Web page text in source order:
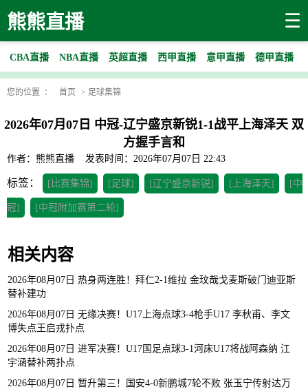
熊熊直播 ☰
CBA直播 NBA直播 英超直播 西甲直播 意甲直播 德甲直播
您的位置 ： 首页 > 足球集锦
2026年07月07日 中冠-辽宁盛京新锐1-1战平上海泽天 双
方握手言和
作者：熊熊直播 发表时间：2026年07月07日 22:43
标签： [比赛集锦] [足球] [辽宁盛京新锐] [上海泽天] [中
冠] [中冠附加赛第二轮]
相关内容
2026年08月07日 热身两连胜！拜仁2-1维拉 金玟哉戈麦斯破门迪亚斯
替补建功
2026年08月07日 无缘决赛！U17上海点球3-4枪手U17 李秋甫、李文
博失点王启戎扑点
2026年08月07日 进军决赛！U17国足点球3-1河床U17将战阿森纳 江
宇涵替补两扑点
2026年08月07日 暂升第三！国安4-0新鹏城7轮不败 张玉宁传射达万